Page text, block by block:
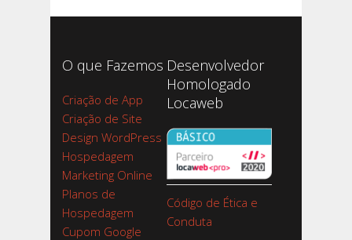
O que Fazemos
Criação de App
Criação de Site
Design WordPress
Hospedagem
Marketing Online
Planos de
Hospedagem
Cupom Google
Desenvolvedor
Homologado
Locaweb
Código de Ética e
Conduta